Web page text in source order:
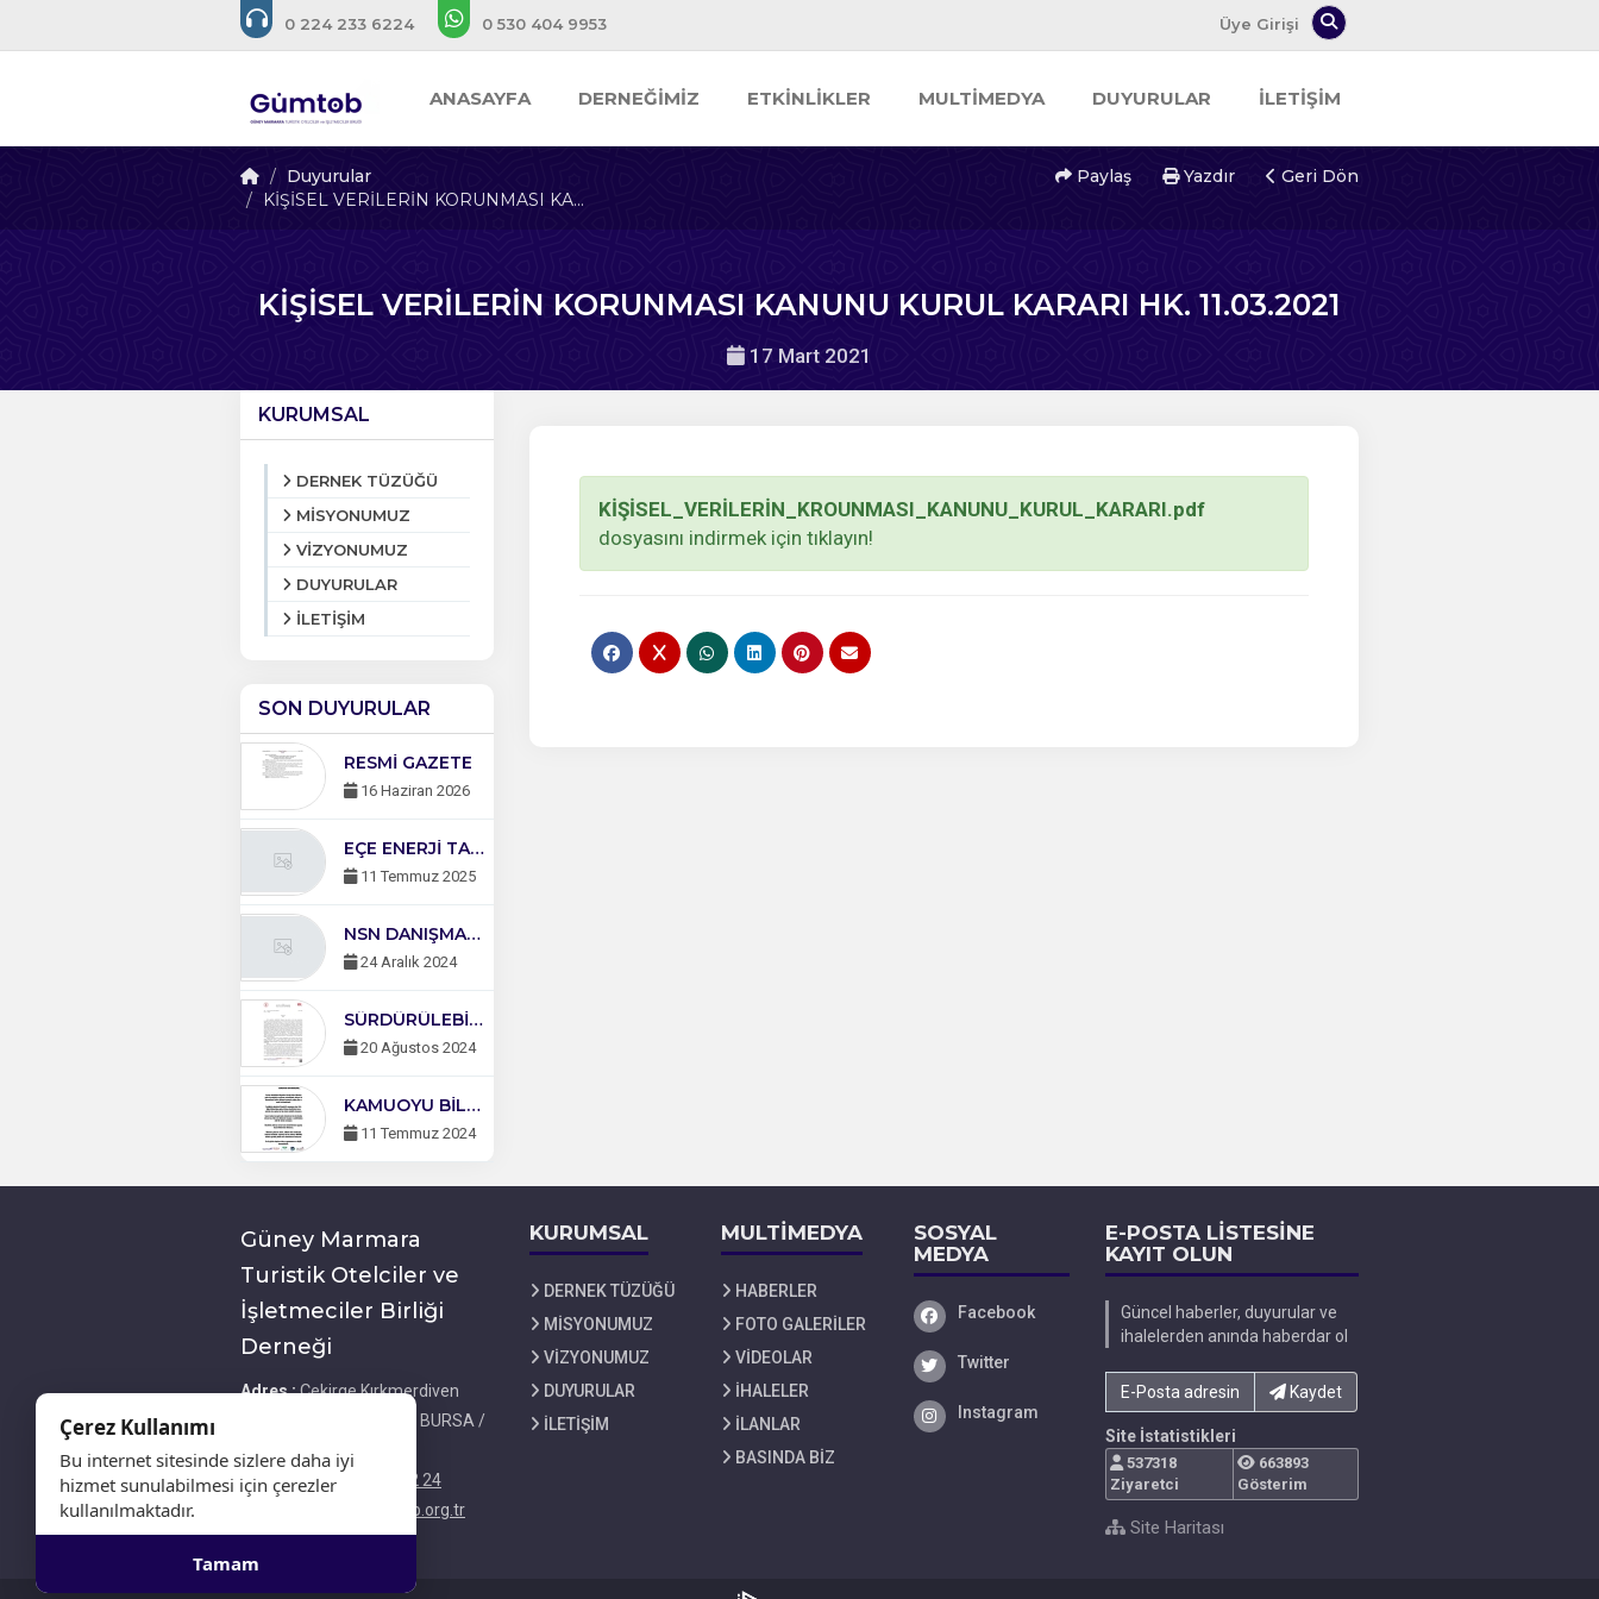
0 224 233 6224 0 530 404 9953 Üye Girişi
ANASAYFA DERNEĞİMİZ ETKİNLİKLER MULTİMEDYA DUYURULAR İLETİŞİM
Duyurular
KİŞİSEL VERİLERİN KORUNMASI KA...
Paylaş Yazdır Geri Dön
KİŞİSEL VERİLERİN KORUNMASI KANUNU KURUL KARARI HK. 11.03.2021
17 Mart 2021
KURUMSAL
DERNEK TÜZÜĞÜ
MİSYONUMUZ
VİZYONUMUZ
DUYURULAR
İLETİŞİM
SON DUYURULAR
RESMİ GAZETE
16 Haziran 2026
EÇE ENERJİ TANITIM YAZISI HK.
11 Temmuz 2025
NSN DANIŞMANLIK ÖZEL FİYATLAR HK.
24 Aralık 2024
SÜRDÜRÜLEBİLİR TURİZM BELGESİ DENETİMLERİ HK. BAKANLIK GENELGESİ
20 Ağustos 2024
KAMUOYU BİLDİRİSİ
11 Temmuz 2024
KİŞİSEL_VERİLERİN_KROUNMASI_KANUNU_KURUL_KARARI.pdf
dosyasını indirmek için tıklayın!
Güney Marmara
Turistik Otelciler ve
İşletmeciler Birliği
Derneği
Adres :Çekirge Kırkmerdiven
Sok. No:1/1 Osmangazi BURSA /
TÜRKİYE
Telefon :+0 224 233 62 24
info@gumtob.org.tr
KURUMSAL
DERNEK TÜZÜĞÜ
MİSYONUMUZ
VİZYONUMUZ
DUYURULAR
İLETİŞİM
MULTİMEDYA
HABERLER
FOTO GALERİLER
VİDEOLAR
İHALELER
İLANLAR
BASINDA BİZ
SOSYAL
MEDYA
Facebook
Facebook
Twitter
Twitter
Instagram
Instagram
E-POSTA LİSTESİNE
KAYIT OLUN
Güncel haberler, duyurular ve
ihalelerden anında haberdar ol
E-Posta adresinizi yazın...Kaydet
Site İstatistikleri
537318
Ziyaretci
663893
Gösterim
Site Haritası
Çerez Kullanımı
Bu internet sitesinde sizlere daha iyi
hizmet sunulabilmesi için çerezler
kullanılmaktadır.
Tamam